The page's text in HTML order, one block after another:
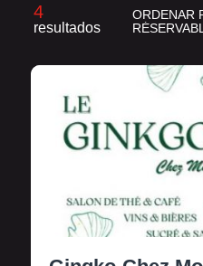
4
resultados
ORDENAR